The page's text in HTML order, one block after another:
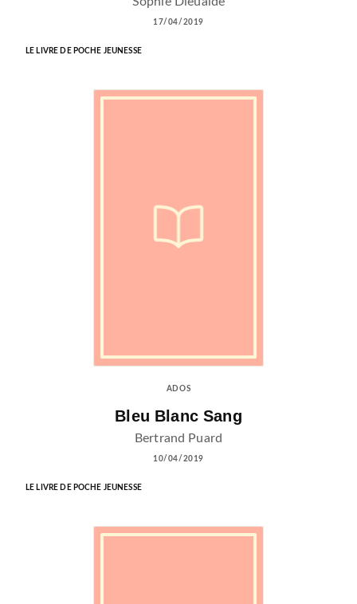
17/04/2019
LE LIVRE DE POCHE JEUNESSE
ADOS
Bleu Blanc Sang
Bertrand Puard
10/04/2019
LE LIVRE DE POCHE JEUNESSE